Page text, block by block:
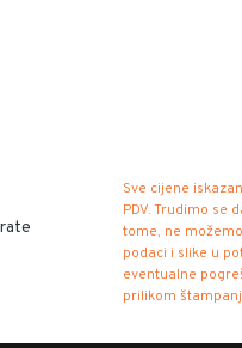
Sve cijene
PDV. Trudimo se
tome, ne
podaci i slike u
eventualne
prilikom